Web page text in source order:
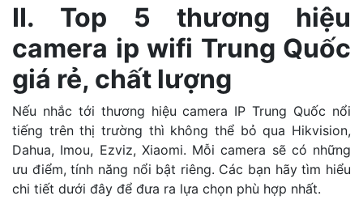
II. Top 5 thương hiệu
camera ip wifi Trung Quốc
giá rẻ, chất lượng
Nếu nhắc tới thương hiệu camera IP Trung Quốc nổi
tiếng trên thị trường thì không thể bỏ qua Hikvision,
Dahua, Imou, Ezviz, Xiaomi. Mỗi camera sẽ có những
ưu điểm, tính năng nổi bật riêng. Các bạn hãy tìm hiểu
chi tiết dưới đây để đưa ra lựa chọn phù hợp nhất.